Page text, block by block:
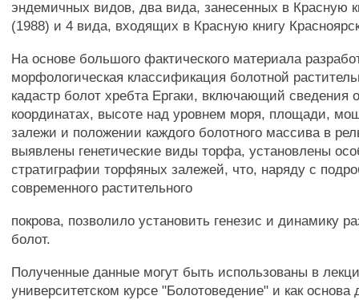
эндемичных видов, два вида, занесенных в Красную
(1988) и 4 вида, входящих в Красную книгу
На основе большого фактического материала
морфологическая классификация болотной
кадастр болот хребта Ергаки, включающий сведения
координатах, высоте над уровнем моря, площади,
залежи и положении каждого болотного массива в
выявлены генетические виды торфа, установлены
стратиграфии торфяных залежей, что, наряду с
современного растительного
покрова, позволило установить генезис и динамику
болот.
Полученные данные могут быть использованы в
университетском курсе "Болотоведение" и как основа